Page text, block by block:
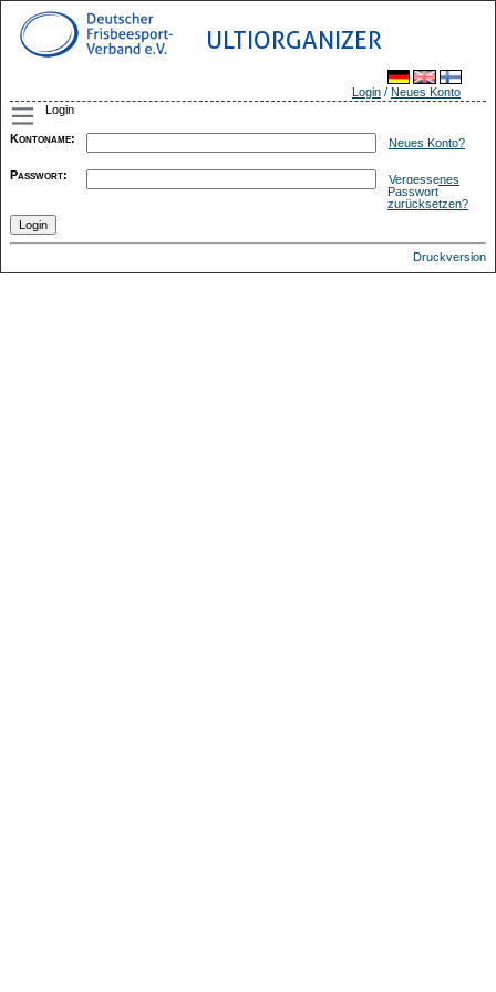
ULTIORGANIZER
Login / Neues Konto
Login
Kontoname: Neues Konto?
Passwort:
Vergessenes
Passwort
zurücksetzen?
Druckversion